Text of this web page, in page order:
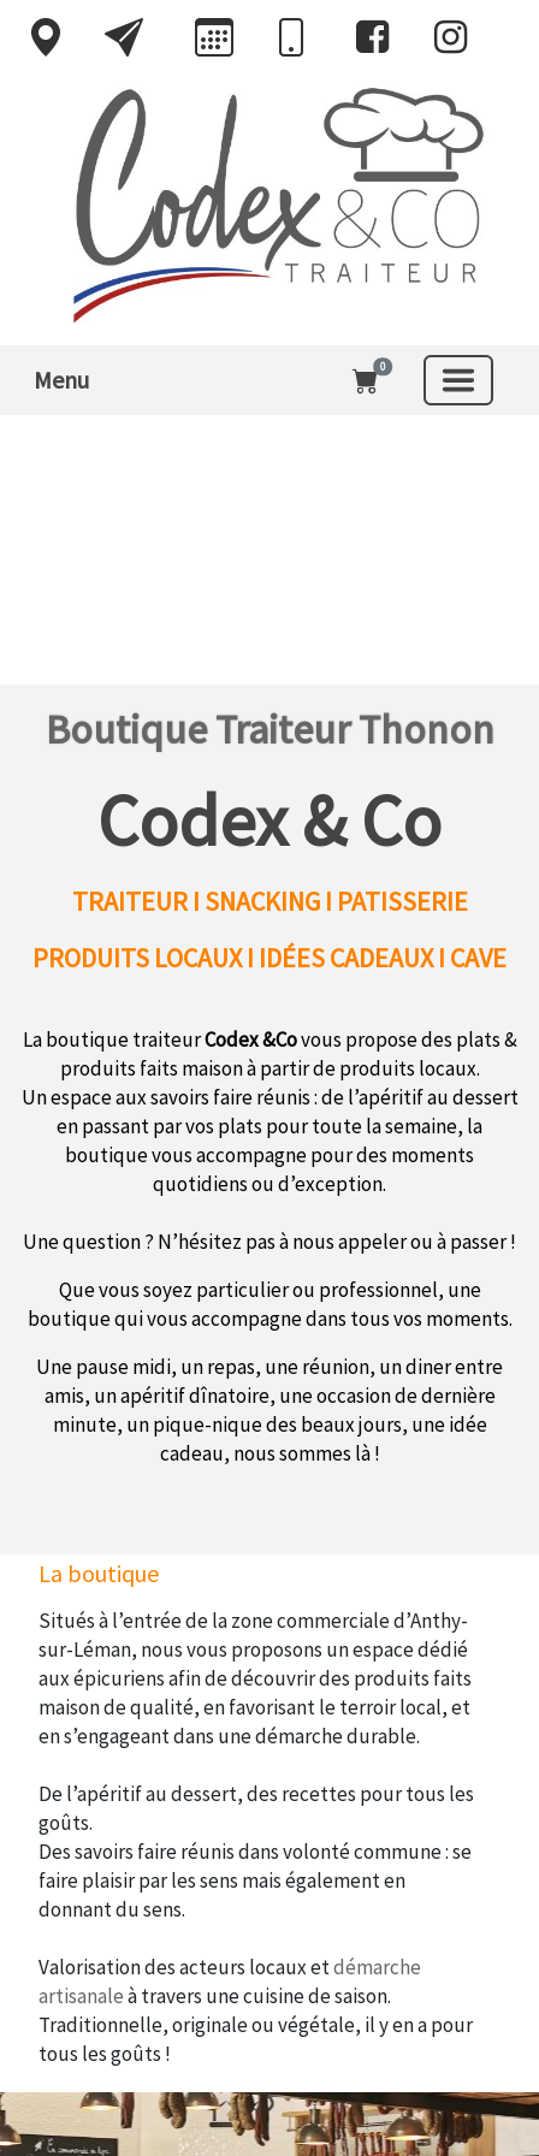
Menu 0
Boutique Traiteur Thonon
Codex & Co
TRAITEUR I SNACKING I PATISSERIE
PRODUITS LOCAUXI IDÉES CADEAUX I CAVE
La boutique traiteurCodex &Covous propose des plats &
produits faits maison à partir de produits locaux.
Un espace aux savoirs faire réunis : de l’apéritif au dessert
en passant par vos plats pour toute la semaine, la
boutique vous accompagne pour des moments
quotidiens ou d’exception.
Une question ? N’hésitez pas à nous appeler ou à passer !
Que vous soyez particulier ou professionnel, une
boutique qui vous accompagne dans tous vos moments.
Une pause midi, un repas, une réunion, un diner entre
amis, un apéritif dînatoire, une occasion de dernière
minute, un pique-nique des beaux jours, une idée
cadeau, nous sommes là !
La boutique
Situés à l’entrée de la zone commerciale d’Anthy-
sur-Léman, nous vous proposons un espace dédié
aux épicuriens afin de découvrir des produits faits
maison de qualité, en favorisant le terroir local, et
en s’engageant dans une démarche durable.
De l’apéritif au dessert, des recettes pour tous les
goûts.
Des savoirs faire réunis dans volonté commune : se
faire plaisir par les sens mais également en
donnant du sens.
Valorisation des acteurs locaux etdémarche
artisanaleà travers une cuisine de saison.
Traditionnelle, originale ou végétale, il y en a pour
tous les goûts !